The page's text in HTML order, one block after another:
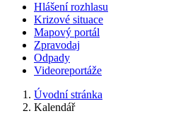
Hlášení rozhlasu
Krizové situace
Mapový portál
Zpravodaj
Odpady
Videoreportáže
Úvodní stránka
Kalendář